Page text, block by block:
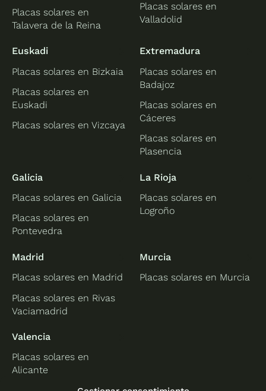
Placas solares en
Talavera de la Reina
Placas solares en
Valladolid
Euskadi
Placas solares en Bizkaia
Placas solares en
Euskadi
Placas solares en Vizcaya
Extremadura
Placas solares en
Badajoz
Placas solares en
Cáceres
Placas solares en
Plasencia
Galicia
Placas solares en Galicia
Placas solares en
Pontevedra
La Rioja
Placas solares en
Logroño
Madrid
Placas solares en Madrid
Placas solares en Rivas
Vaciamadrid
Murcia
Placas solares en Murcia
Valencia
Placas solares en
Alicante